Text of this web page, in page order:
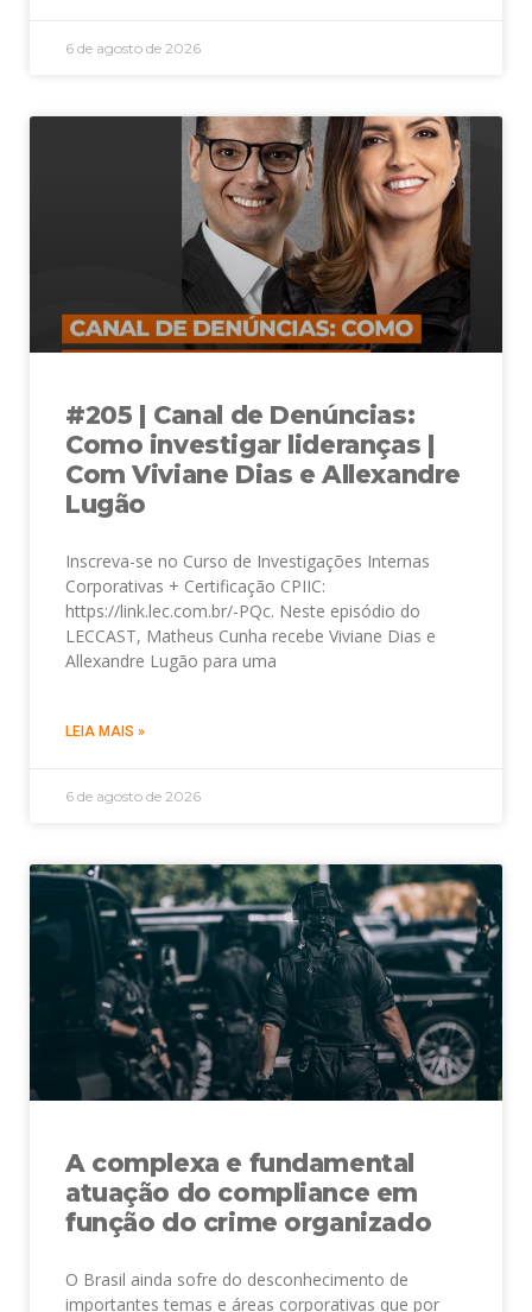
6 de agosto de 2026
#205 | Canal de Denúncias:
Como investigar lideranças |
Com Viviane Dias e Allexandre
Lugão
Inscreva-se no Curso de Investigações Internas
Corporativas + Certificação CPIIC:
https://link.lec.com.br/-PQc. Neste episódio do
LECCAST, Matheus Cunha recebe Viviane Dias e
Allexandre Lugão para uma
LEIA MAIS »
6 de agosto de 2026
A complexa e fundamental
atuação do compliance em
função do crime organizado
O Brasil ainda sofre do desconhecimento de
importantes temas e áreas corporativas que por